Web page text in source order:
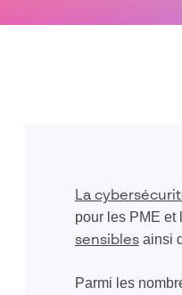
La
pour les PME
sensiblesainsi
Parmi les